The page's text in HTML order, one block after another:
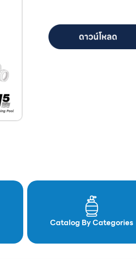
Catalog By Categories